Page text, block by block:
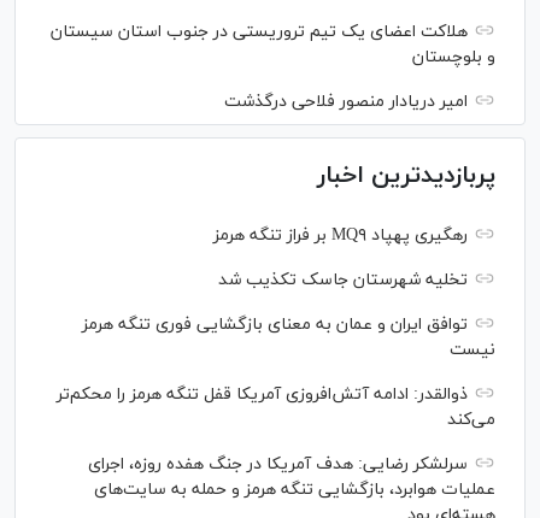
هلاکت اعضای یک تیم تروریستی در جنوب استان سیستان
و بلوچستان
امیر دریادار منصور فلاحی درگذشت
پربازدیدترین اخبار
رهگیری پهپاد MQ۹ بر فراز تنگه هرمز
تخلیه شهرستان جاسک تکذیب شد
توافق ایران و عمان به معنای بازگشایی فوری تنگه هرمز
نیست
ذوالقدر: ادامه آتش‌افروزی آمریکا قفل تنگه هرمز را محکم‌تر
می‌کند
سرلشکر رضایی: هدف آمریکا در جنگ هفده روزه، اجرای
عملیات هوابرد، بازگشایی تنگه هرمز و حمله به سایت‌های